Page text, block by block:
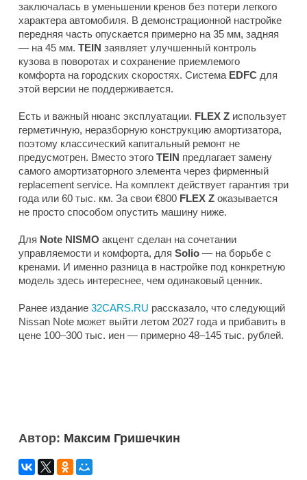
заключалась в уменьшении кренов без потери легкого
характера автомобиля. В демонстрационной настройке
передняя часть опускается примерно на 35 мм, задняя
— на 45 мм. TEIN заявляет улучшенный контроль
кузова в поворотах и сохранение приемлемого
комфорта на городских скоростях. Система EDFC для
этой версии не поддерживается.
Есть и важный нюанс эксплуатации. FLEX Z использует
герметичную, неразборную конструкцию амортизатора,
поэтому классический капитальный ремонт не
предусмотрен. Вместо этого TEIN предлагает замену
самого амортизаторного элемента через фирменный
replacement service. На комплект действует гарантия три
года или 60 тыс. км. За свои €800 FLEX Z оказывается
не просто способом опустить машину ниже.
Для Note NISMO акцент сделан на сочетании
управляемости и комфорта, для Solio — на борьбе с
кренами. И именно разница в настройке под конкретную
модель здесь интереснее, чем одинаковый ценник.
Ранее издание 32CARS.RU рассказало, что следующий
Nissan Note может выйти летом 2027 года и прибавить в
цене 100–300 тыс. иен — примерно 48–145 тыс. рублей.
Автор: Максим Гришечкин